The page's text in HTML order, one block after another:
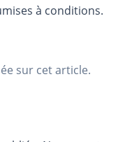
à conditions.
sur cet article.